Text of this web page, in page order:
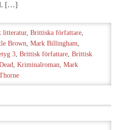
[…]
litteratur, Brittiska författare,
Brown, Mark Billingham,
3, Brittisk författare, Brittisk
, Kriminalroman, Mark